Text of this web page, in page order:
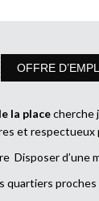
OFFRE
la placecherche
et respectueux
Disposer d’une
quartiers proches